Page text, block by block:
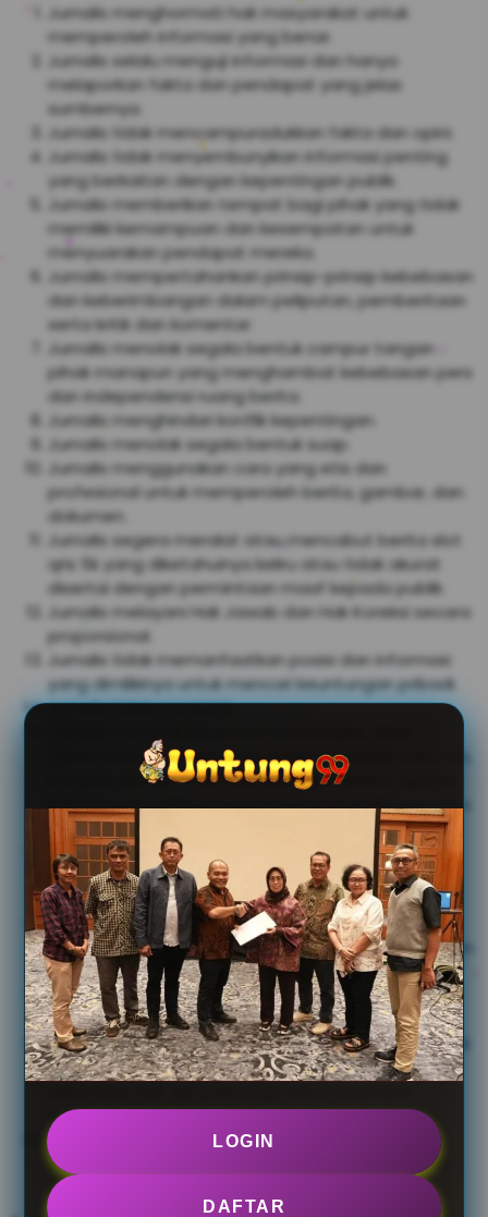
Jurnalis menghormati hak masyarakat untuk
memperoleh informasi yang benar.
Jurnalis selalu menguji informasi dan hanya
melaporkan fakta dan pendapat yang jelas
sumbernya.
Jurnalis tidak mencampuradukkan fakta dan opini.
Jurnalis tidak menyembunyikan informasi penting
yang berkaitan dengan kepentingan publik.
Jurnalis memberikan tempat bagi pihak yang tidak
memiliki kemampuan dan kesempatan untuk
menyuarakan pendapat mereka.
Jurnalis mempertahankan prinsip-prinsip kebebasan
dan keberimbangan dalam peliputan, pemberitaan
serta kritik dan komentar.
Jurnalis menolak segala bentuk campur tangan
pihak manapun yang menghambat kebebasan pers
dan independensi ruang berita.
Jurnalis menghindari konflik kepentingan.
Jurnalis menolak segala bentuk suap.
Jurnalis menggunakan cara yang etis dan
profesional untuk memperoleh berita, gambar, dan
dokumen.
Jurnalis segera meralat atau mencabut berita slot
qris 5k yang diketahuinya keliru atau tidak akurat
disertai dengan permintaan maaf kepada publik.
Jurnalis melayani Hak Jawab dan Hak Koreksi secara
proporsional.
Jurnalis tidak memanfaatkan posisi dan informasi
yang dimilikinya untuk mencari keuntungan pribadi.
Jurnalis tidak menjiplak.
merendahkan, diskriminasi, dalam masalah suku, ras,
bangsa, gender, orientasi seksual, bahasa, agama,
pandangan politik, orang berkebutuhan khusus atau
latar belakang sosial lainnya.
Jurnalis menghormati hak narasumber untuk
memberikan informasi latar belakang, off the
record, dan embargo.
Jurnalis menjaga kerahasiaan sumber informasi
konfidensial, identitas korban kejahatan seksual, dan
pelaku serta korban tindak pidana di bawah umur.
Jurnalis menghormati privasi, kecuali untuk
kepentingan publik.
Jurnalis tidak menyajikan berita atau karya jurnalistik
dengan mengumbar kecabulan, kekejaman,
seksual.
Jurnalis menjunjung tinggi asas praduga tak
bersalah, tidak beritikad buruk, menghindari fitnah,
pencemaran nama dan pembunuhan karakter.
LOGIN
DAFTAR